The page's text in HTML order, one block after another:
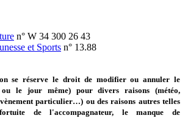
n° W 34 300 26 43
et Sports n° 13.88
se réserve le droit de modifier ou annuler le
le jour même) pour divers raisons (météo,
particulier…) ou des raisons autres telles
de l'accompagnateur, le manque de